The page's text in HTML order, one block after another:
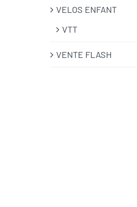
VELOS ENFANT
VTT
VENTE FLASH